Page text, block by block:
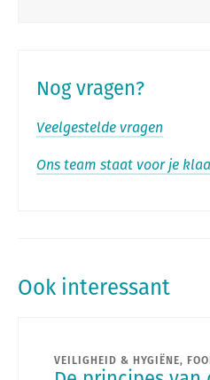
Nog vragen?
Veelgestelde vragen
Ons team staat voor je
Ook interessant
VEILIGHEID & HYGIËNE,